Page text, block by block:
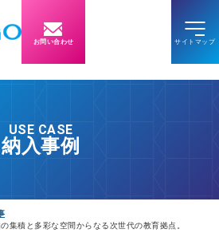
お問い合わせ
USE CASE
納入事例
積と多彩な空間からなる次世代の教育拠点。